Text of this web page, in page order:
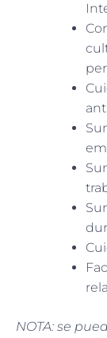
NOTA: se